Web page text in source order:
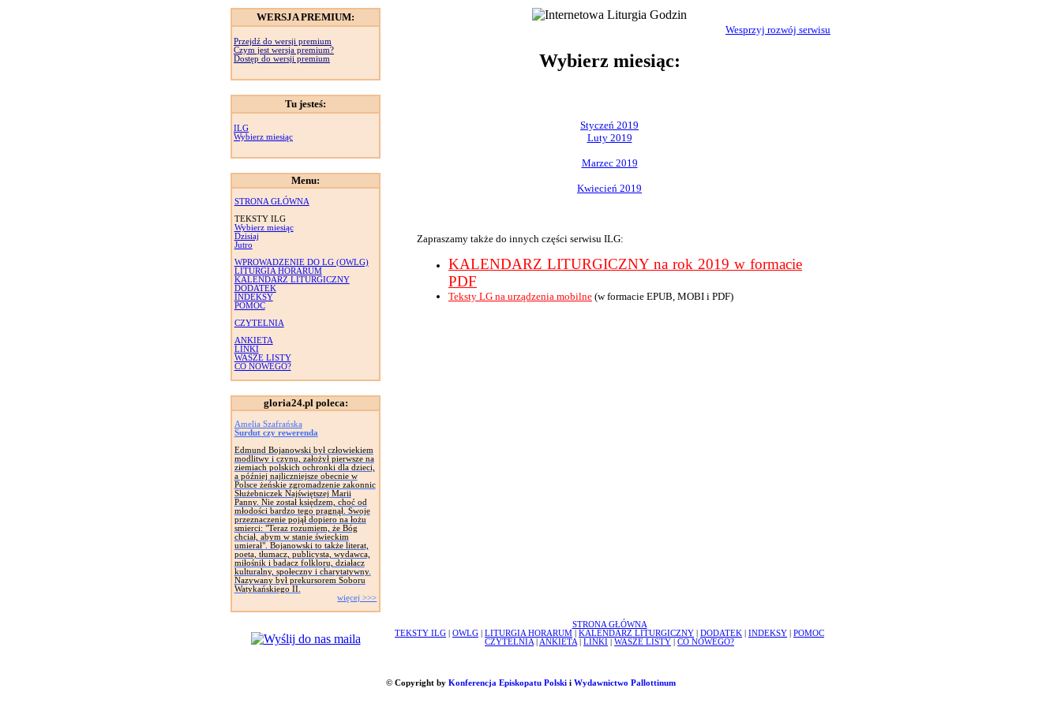
WERSJA PREMIUM:
Przejdź do wersji premium
Czym jest wersja premium?
Dostęp do wersji premium
Tu jesteś:
ILG
Wybierz miesiąc
Menu:
STRONA GŁÓWNA
TEKSTY ILG
Wybierz miesiąc
Dzisiaj
Jutro
WPROWADZENIE DO LG (OWLG)
LITURGIA HORARUM
KALENDARZ LITURGICZNY
DODATEK
INDEKSY
POMOC
CZYTELNIA
ANKIETA
LINKI
WASZE LISTY
CO NOWEGO?
gloria24.pl poleca:
Amelia Szafrańska
Surdut czy rewerenda
Edmund Bojanowski był człowiekiem
modlitwy i czynu, założył pierwsze na
ziemiach polskich ochronki dla dzieci,
a później najliczniejsze obecnie w
Polsce żeńskie zgromadzenie zakonnic
Służebniczek Najświętszej Marii
Panny. Nie został księdzem, choć od
młodości bardzo tego pragnął. Swoje
przeznaczenie pojął dopiero na łożu
smierci: "Teraz rozumiem, że Bóg
chciał, abym w stanie świeckim
umierał". Bojanowski to także literat,
poeta, tłumacz, publicysta, wydawca,
miłośnik i badacz folkloru, działacz
kulturalny, społeczny i charytatywny.
Nazywany był prekursorem Soboru
Watykańskiego II.
więcej >>>
Wesprzyj rozwój serwisu
Wybierz miesiąc:
Styczeń 2019
Luty 2019
Marzec 2019
Kwiecień 2019
Zapraszamy także do innych części serwisu ILG:
KALENDARZ LITURGICZNY na rok 2019 w formacie
PDF
Teksty LG na urządzenia mobilne (w formacie EPUB, MOBI i PDF)
STRONA GŁÓWNA
TEKSTY ILG
OWLG LITURGIA HORARUM KALENDARZ LITURGICZNY DODATEK INDEKSY
POMOC
CZYTELNIA
ANKIETA LINKI WASZE LISTY CO NOWEGO?
© Copyright by Konferencja Episkopatu Polskii Wydawnictwo Pallottinum